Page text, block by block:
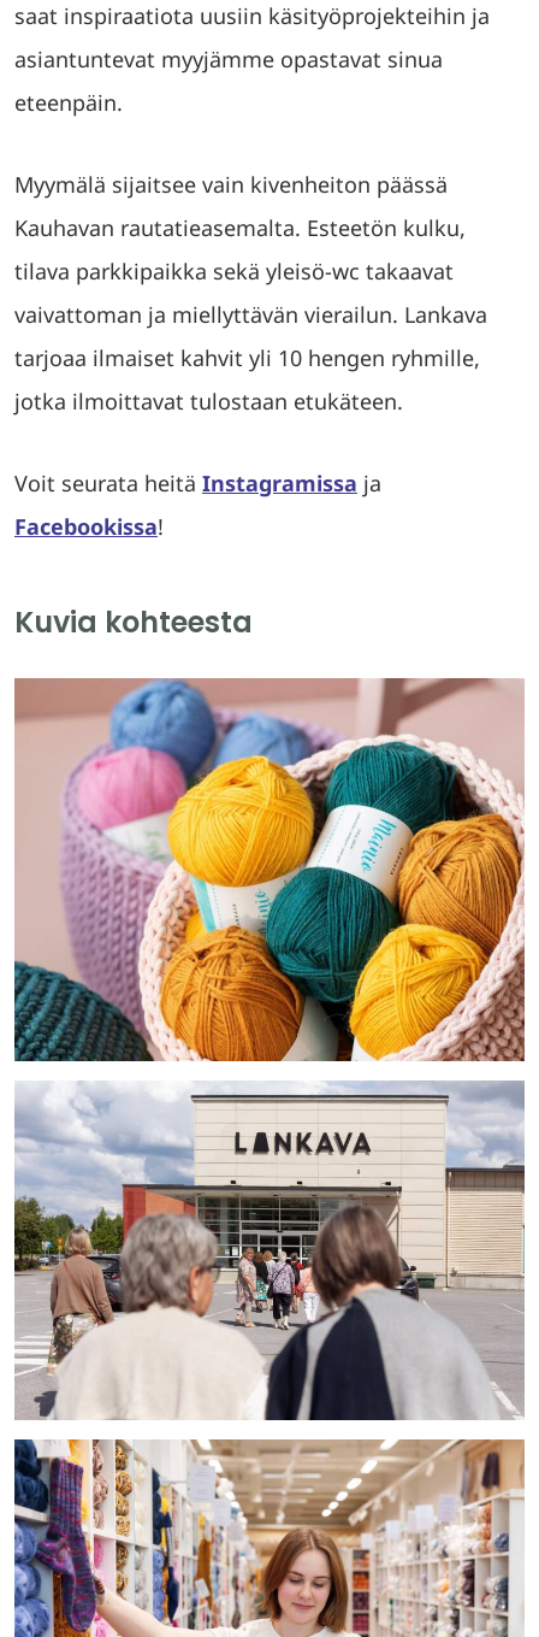
saat inspiraatiota uusiin käsityöprojekteihin ja
asiantuntevat myyjämme opastavat sinua
eteenpäin.
Myymälä sijaitsee vain kivenheiton päässä
Kauhavan rautatieasemalta. Esteetön kulku,
tilava parkkipaikka sekä yleisö-wc takaavat
vaivattoman ja miellyttävän vierailun. Lankava
tarjoaa ilmaiset kahvit yli 10 hengen ryhmille,
jotka ilmoittavat tulostaan etukäteen.
Voit seurata heitä Instagramissa ja
Facebookissa!
Kuvia kohteesta